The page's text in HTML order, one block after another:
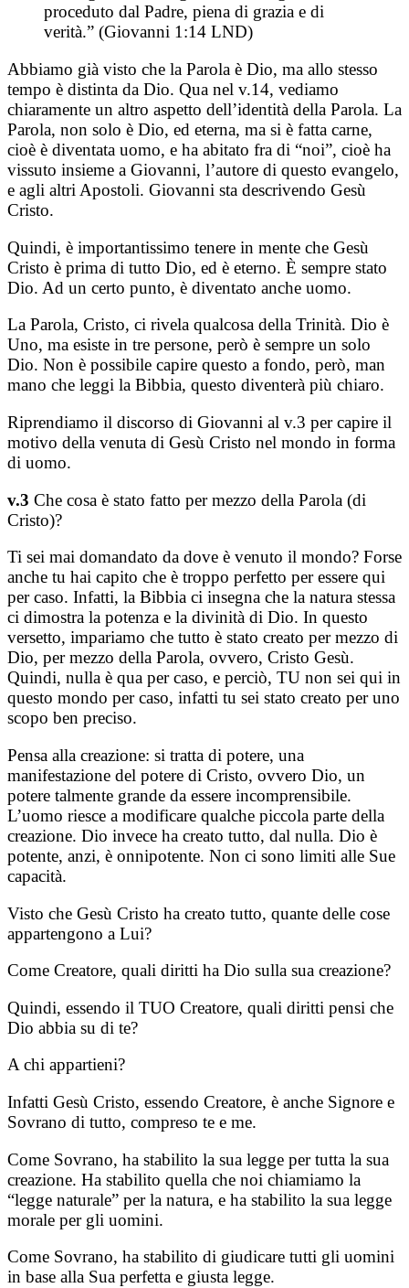
proceduto dal Padre, piena di grazia e di
verità.” (Giovanni 1:14 LND)
Abbiamo già visto che la Parola è Dio, ma allo stesso
tempo è distinta da Dio. Qua nel v.14, vediamo
chiaramente un altro aspetto dell’identità della Parola. La
Parola, non solo è Dio, ed eterna, ma si è fatta carne,
cioè è diventata uomo, e ha abitato fra di “noi”, cioè ha
vissuto insieme a Giovanni, l’autore di questo evangelo,
e agli altri Apostoli. Giovanni sta descrivendo Gesù
Cristo.
Quindi, è importantissimo tenere in mente che Gesù
Cristo è prima di tutto Dio, ed è eterno. È sempre stato
Dio. Ad un certo punto, è diventato anche uomo.
La Parola, Cristo, ci rivela qualcosa della Trinità. Dio è
Uno, ma esiste in tre persone, però è sempre un solo
Dio. Non è possibile capire questo a fondo, però, man
mano che leggi la Bibbia, questo diventerà più chiaro.
Riprendiamo il discorso di Giovanni al v.3 per capire il
motivo della venuta di Gesù Cristo nel mondo in forma
di uomo.
v.3 Che cosa è stato fatto per mezzo della Parola (di
Cristo)?
Ti sei mai domandato da dove è venuto il mondo? Forse
anche tu hai capito che è troppo perfetto per essere qui
per caso. Infatti, la Bibbia ci insegna che la natura stessa
ci dimostra la potenza e la divinità di Dio. In questo
versetto, impariamo che tutto è stato creato per mezzo di
Dio, per mezzo della Parola, ovvero, Cristo Gesù.
Quindi, nulla è qua per caso, e perciò, TU non sei qui in
questo mondo per caso, infatti tu sei stato creato per uno
scopo ben preciso.
Pensa alla creazione: si tratta di potere, una
manifestazione del potere di Cristo, ovvero Dio, un
potere talmente grande da essere incomprensibile.
L’uomo riesce a modificare qualche piccola parte della
creazione. Dio invece ha creato tutto, dal nulla. Dio è
potente, anzi, è onnipotente. Non ci sono limiti alle Sue
capacità.
Visto che Gesù Cristo ha creato tutto, quante delle cose
appartengono a Lui?
Come Creatore, quali diritti ha Dio sulla sua creazione?
Quindi, essendo il TUO Creatore, quali diritti pensi che
Dio abbia su di te?
A chi appartieni?
Infatti Gesù Cristo, essendo Creatore, è anche Signore e
Sovrano di tutto, compreso te e me.
Come Sovrano, ha stabilito la sua legge per tutta la sua
creazione. Ha stabilito quella che noi chiamiamo la
“legge naturale” per la natura, e ha stabilito la sua legge
morale per gli uomini.
Come Sovrano, ha stabilito di giudicare tutti gli uomini
in base alla Sua perfetta e giusta legge.